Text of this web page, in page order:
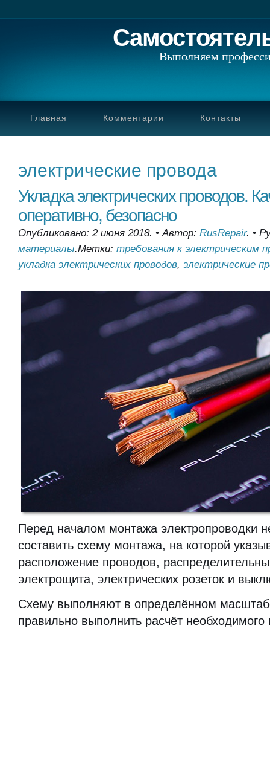
Выполняем
Главная Комментарии Контакты
электрические провода
Укладка электрических проводов.
оперативно, безопасно
Опубликовано: 2 июня 2018. •Автор: RusRepair. •
материалы.Метки: требования к электрическим
укладка электрических проводов, электрические
Перед началом монтажа электропроводки
составить схему монтажа, на которой
расположение проводов,
электрощита, электрических розеток и
Схему выполняют в определённом
правильно выполнить расчёт